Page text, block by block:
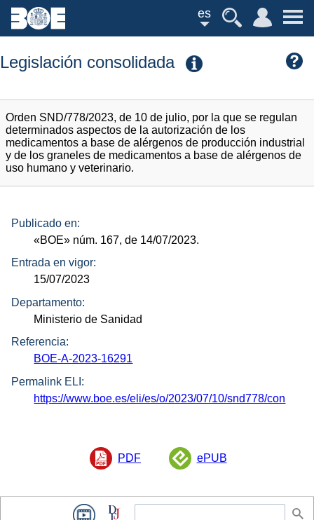
es
Legislación consolidada
Orden SND/778/2023, de 10 de julio, por la que se regulan
determinados aspectos de la autorización de los
medicamentos a base de alérgenos de producción industrial
y de los graneles de medicamentos a base de alérgenos de
uso humano y veterinario.
Publicado en:
«BOE» núm. 167, de 14/07/2023.
Entrada en vigor:
15/07/2023
Departamento:
Ministerio de Sanidad
Referencia:
BOE-A-2023-16291
Permalink ELI:
https://www.boe.es/eli/es/o/2023/07/10/snd778/con
PDF ePUB